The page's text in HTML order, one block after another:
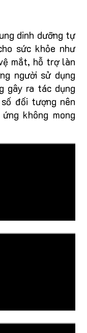
dinh dưỡng tự
sức khỏe như
mắt, hỗ trợ làn
người sử dụng
gây ra tác dụng
đối tượng nên
không mong